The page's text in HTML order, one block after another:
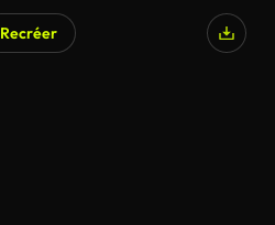
Recréer